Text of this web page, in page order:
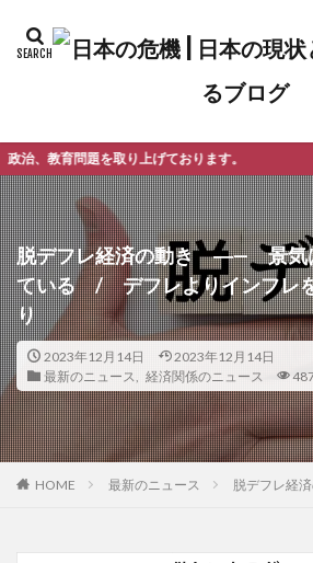
り上げております。
脱デフレ経済の動き ―— 景気
ている / デフレよりインフレ
り
2023年12月14日
2023年12月14日
最新のニュース
経済関係のニュース
HOME 最新のニュース 脱デフレ経